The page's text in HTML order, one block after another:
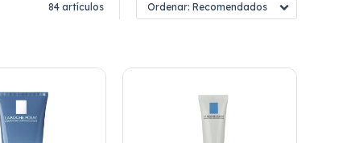
84 artículos Recomendados